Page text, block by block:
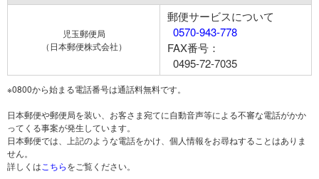
児玉郵便局
（日本郵便株式会社）
郵便サービスについて
0570-943-778
FAX番号：
0495-72-7035
※0800から始まる電話番号は通話料無料です。
日本郵便や郵便局を装い、お客さま宛てに自動音声等による不審な電話がかか
ってくる事案が発生しています。
日本郵便では、上記のような電話をかけ、個人情報をお尋ねすることはありま
せん。
詳しくは こちらをご覧ください。